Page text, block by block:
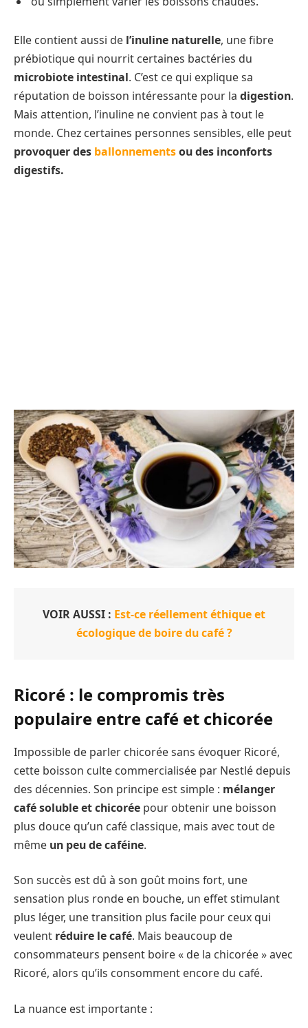
Elle contient aussi de l’inuline naturelle, une fibre
prébiotique qui nourrit certaines bactéries du
microbiote intestinal. C’est ce qui explique sa
réputation de boisson intéressante pour la digestion.
Mais attention, l’inuline ne convient pas à tout le
monde. Chez certaines personnes sensibles, elle peut
provoquer des ballonnementsou des inconforts
digestifs.
VOIR AUSSI : Est-ce réellement éthique et
écologique de boire du café ?
Ricoré : le compromis très
populaire entre café et chicorée
Impossible de parler chicorée sans évoquer Ricoré,
cette boisson culte commercialisée par Nestlé depuis
des décennies. Son principe est simple : mélanger
café soluble et chicorée pour obtenir une boisson
plus douce qu’un café classique, mais avec tout de
même un peu de caféine.
Son succès est dû à son goût moins fort, une
sensation plus ronde en bouche, un effet stimulant
plus léger, une transition plus facile pour ceux qui
veulent réduire le café. Mais beaucoup de
consommateurs pensent boire « de la chicorée » avec
Ricoré, alors qu’ils consomment encore du café.
La nuance est importante :